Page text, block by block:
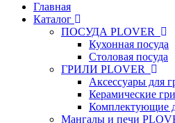
Главная
Каталог
ПОСУДА PLOVER
Кухонная посуда
Столовая посуда
ГРИЛИ PLOVER
Аксессуары для
Керамические
Комплектующие
Мангалы и печи